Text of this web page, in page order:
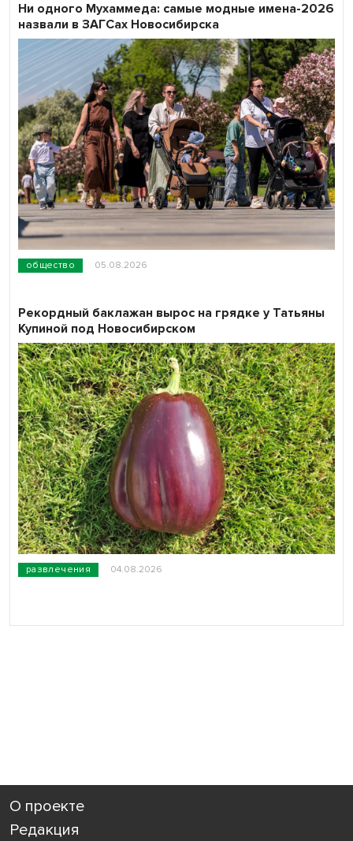
общество 05.08.2026
Ни одного Мухаммеда: самые модные имена-2026
назвали в ЗАГСах Новосибирска
развлечения 04.08.2026
Рекордный баклажан вырос на грядке у Татьяны
Купиной под Новосибирском
О проекте
Редакция